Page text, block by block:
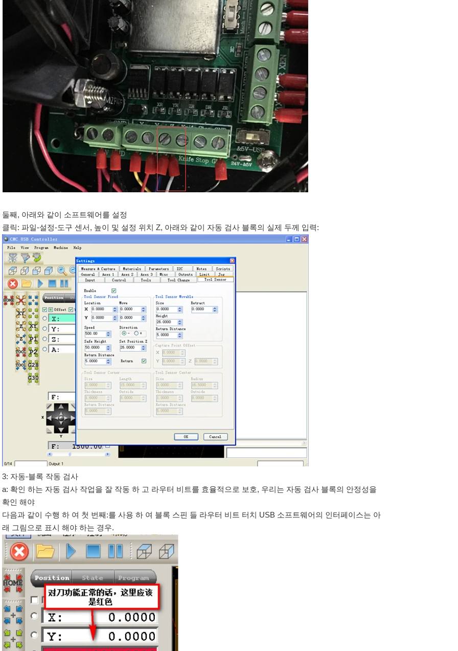
둘째, 아래와 같이 소프트웨어를 설정
클릭: 파일-설정-도구 센서, 높이 및 설정 위치 Z, 아래와 같이 자동 검사 블록의 실제 두께 입력:
3: 자동-블록 작동 검사
a: 확인 하는 자동 검사 작업을 잘 작동 하 고 라우터 비트를 효율적으로 보호, 우리는 자동 검사 블록의 안정성을
확인 해야
다음과 같이 수행 하 여 첫 번째:를 사용 하 여 블록 스핀 들 라우터 비트 터치 USB 소프트웨어의 인터페이스는 아
래 그림으로 표시 해야 하는 경우.